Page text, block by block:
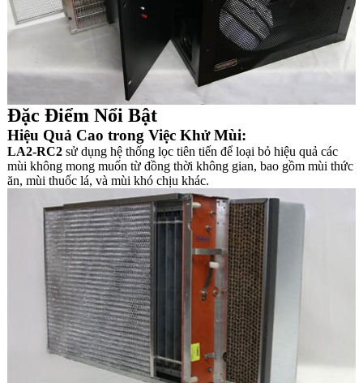
Đặc Điểm Nổi Bật
Hiệu Quả Cao trong Việc Khử Mùi:
LA2-RC2sử dụng hệ thống lọc tiên tiến để loại bỏ hiệu quả các
mùi không mong muốn từ đồng thời không gian, bao gồm mùi thức
ăn, mùi thuốc lá, và mùi khó chịu khác.